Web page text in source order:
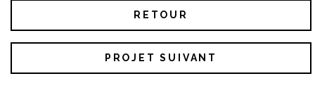
RETOUR
PROJET SUIVANT